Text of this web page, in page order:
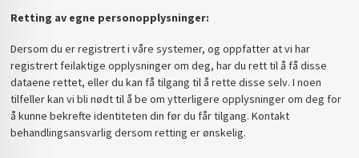
Retting av egne personopplysninger:
Dersom du er registrert i våre systemer, og oppfatter at vi har
registrert feilaktige opplysninger om deg, har du rett til å få disse
dataene rettet, eller du kan få tilgang til å rette disse selv. I noen
tilfeller kan vi bli nødt til å be om ytterligere opplysninger om deg for
å kunne bekrefte identiteten din før du får tilgang. Kontakt
behandlingsansvarlig dersom retting er ønskelig.